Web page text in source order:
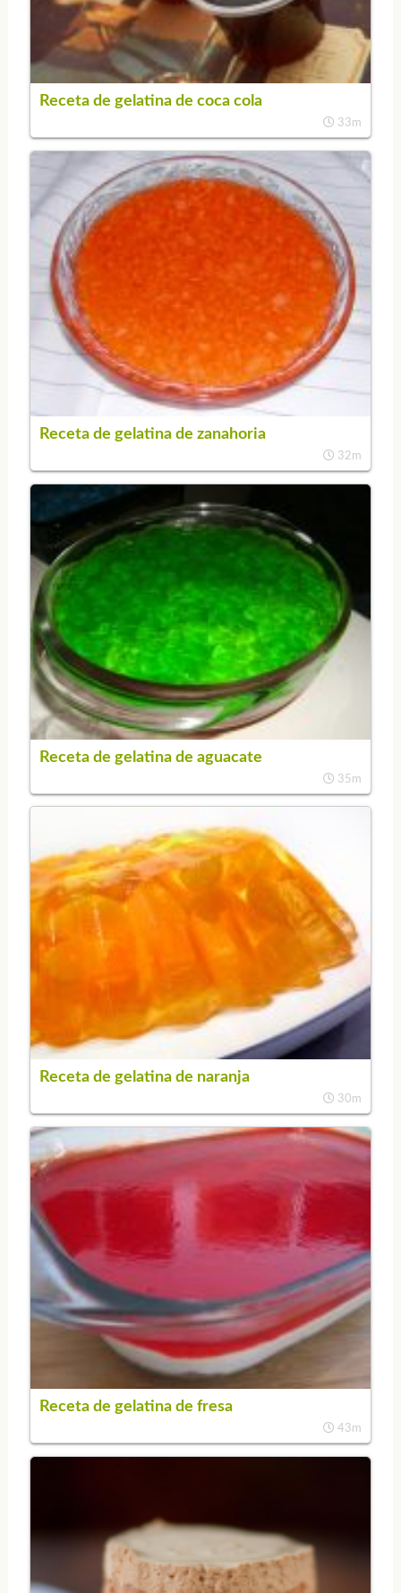
Receta de gelatina de coca cola
33m
Receta de gelatina de zanahoria
32m
Receta de gelatina de aguacate
35m
Receta de gelatina de naranja
30m
Receta de gelatina de fresa
43m